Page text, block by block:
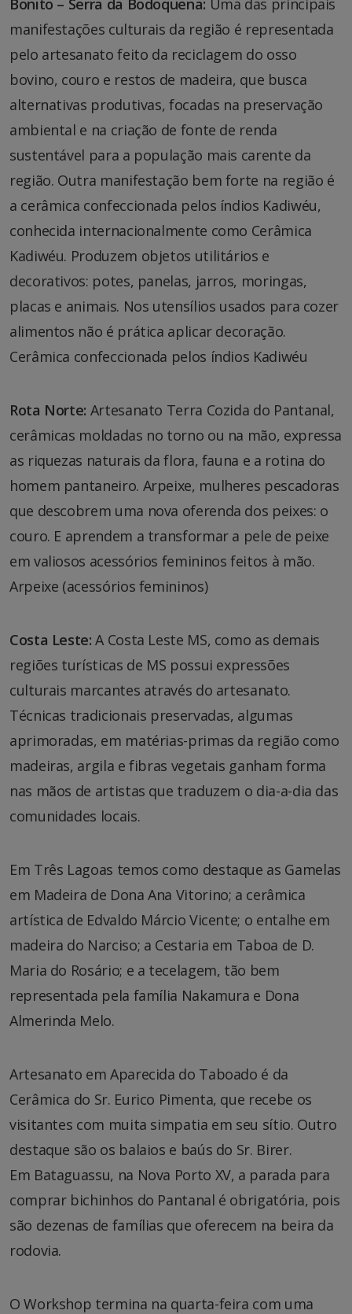
manifestações culturais da região é representada
pelo artesanato feito da reciclagem do osso
bovino, couro e restos de madeira, que busca
alternativas produtivas, focadas na preservação
ambiental e na criação de fonte de renda
sustentável para a população mais carente da
região. Outra manifestação bem forte na região é
a cerâmica confeccionada pelos índios Kadiwéu,
conhecida internacionalmente como Cerâmica
Kadiwéu. Produzem objetos utilitários e
decorativos: potes, panelas, jarros, moringas,
placas e animais. Nos utensílios usados para cozer
alimentos não é prática aplicar decoração.
Cerâmica confeccionada pelos índios Kadiwéu
Rota Norte: Artesanato Terra Cozida do Pantanal,
cerâmicas moldadas no torno ou na mão, expressa
as riquezas naturais da flora, fauna e a rotina do
homem pantaneiro. Arpeixe, mulheres pescadoras
que descobrem uma nova oferenda dos peixes: o
couro. E aprendem a transformar a pele de peixe
em valiosos acessórios femininos feitos à mão.
Arpeixe (acessórios femininos)
Costa Leste:A Costa Leste MS, como as demais
regiões turísticas de MS possui expressões
culturais marcantes através do artesanato.
Técnicas tradicionais preservadas, algumas
aprimoradas, em matérias-primas da região como
madeiras, argila e fibras vegetais ganham forma
nas mãos de artistas que traduzem o dia-a-dia das
comunidades locais.
Em Três Lagoas temos como destaque as Gamelas
em Madeira de Dona Ana Vitorino; a cerâmica
artística de Edvaldo Márcio Vicente; o entalhe em
madeira do Narciso; a Cestaria em Taboa de D.
Maria do Rosário; e a tecelagem, tão bem
representada pela família Nakamura e Dona
Almerinda Melo.
Artesanato em Aparecida do Taboado é da
Cerâmica do Sr. Eurico Pimenta, que recebe os
visitantes com muita simpatia em seu sítio. Outro
destaque são os balaios e baús do Sr. Birer.
Em Bataguassu, na Nova Porto XV, a parada para
comprar bichinhos do Pantanal é obrigatória, pois
são dezenas de famílias que oferecem na beira da
rodovia.
O Workshop termina na quarta-feira com uma